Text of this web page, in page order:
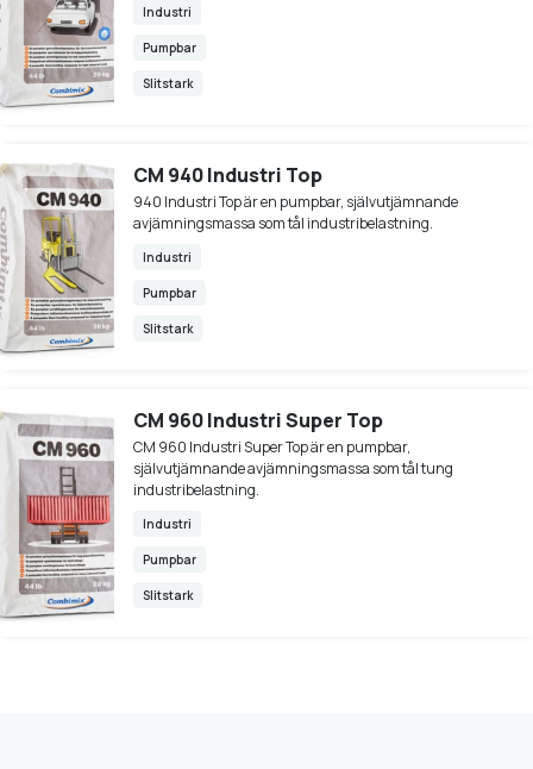
Industri
Pumpbar
Slitstark
CM 940 Industri Top
940 Industri Top är en pumpbar, självutjämnande
avjämningsmassa som tål industribelastning.
Industri
Pumpbar
Slitstark
CM 960 Industri Super Top
CM 960 Industri Super Top är en pumpbar,
självutjämnande avjämningsmassa som tål tung
industribelastning.
Industri
Pumpbar
Slitstark